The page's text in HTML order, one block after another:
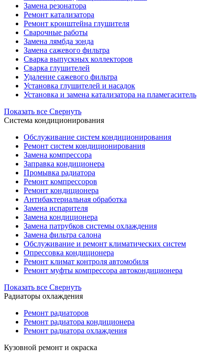
Замена резонатора
Ремонт катализатора
Ремонт кронштейна глушителя
Сварочные работы
Замена лямбда зонда
Замена сажевого фильтра
Сварка выпускных коллекторов
Сварка глушителей
Удаление сажевого фильтра
Установка глушителей и насадок
Установка и замена катализатора на пламегаситель
Показать все Свернуть
Система кондиционирования
Обслуживание систем кондиционирования
Ремонт систем кондиционирования
Замена компрессора
Заправка кондиционера
Промывка радиатора
Ремонт компрессоров
Ремонт кондиционера
Антибактериальная обработка
Замена испарителя
Замена кондиционера
Замена патрубков системы охлаждения
Замена фильтра салона
Обслуживание и ремонт климатических систем
Опрессовка кондиционера
Ремонт климат контроля автомобиля
Ремонт муфты компрессора автокондиционера
Показать все Свернуть
Радиаторы охлаждения
Ремонт радиаторов
Ремонт радиатора кондиционера
Ремонт радиатора охлаждения
Кузовной ремонт и окраска